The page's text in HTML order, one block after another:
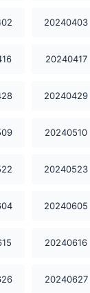
20240403
20240417
20240429
20240510
20240523
20240605
20240616
20240627